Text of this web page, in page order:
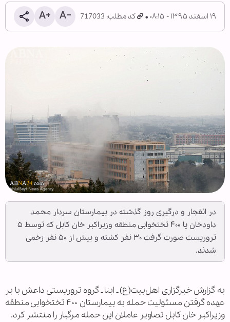
۱۹ اسفند ۱۳۹۵ - ۰۸:۱۵ کد مطلب: 717033
در انفجار و درگیری روز گذشته در بیمارستان سردار محمد
داودخان یا ۴۰۰ تختخوابی منطقه وزیراکبر خان کابل که توسط ۵
تروریست صورت گرفت ۳۰ نفر کشته و بیش از ۵۰ نفر زخمی
شدند.
به گزارش خبرگزاری اهل‌بیت(ع) ـ ابنا ـ گروه تروریستی داعش با بر
عهده گرفتن مسئولیت حمله به بیمارستان ۴۰۰ تختخوابی منطقه
وزیراکبر خان کابل تصاویر عاملان این حمله مرگبار را منتشر کرد.